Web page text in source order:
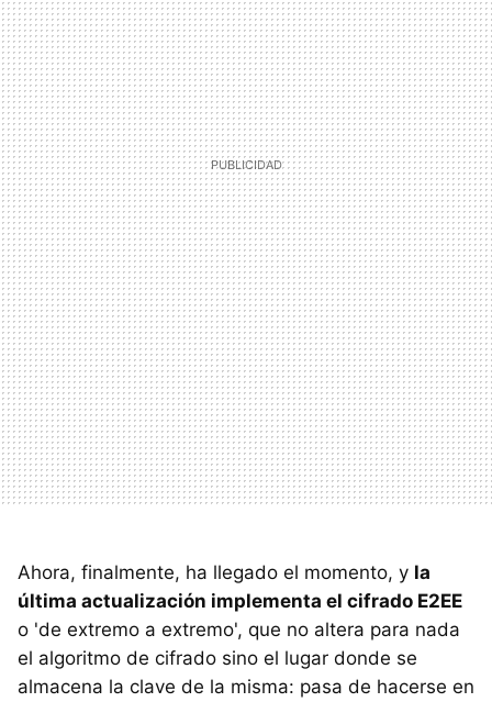
Ahora, finalmente, ha llegado el momento, y la
última actualización implementa el cifrado E2EE
o 'de extremo a extremo', que no altera para nada
el algoritmo de cifrado sino el lugar donde se
almacena la clave de la misma: pasa de hacerse en